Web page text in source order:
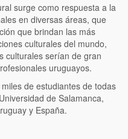
surge como respuesta a la
en diversas áreas, que
que brindan las más
culturales del mundo,
culturales serían de gran
uruguayos.
de estudiantes de todas
de Salamanca,
y España.